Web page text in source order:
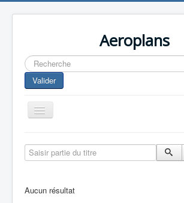
Aeroplans
Rechercher
Valider
Toggle
Navigation
Aviation Commerciale
Saisir partie du titre
Aucun résultat